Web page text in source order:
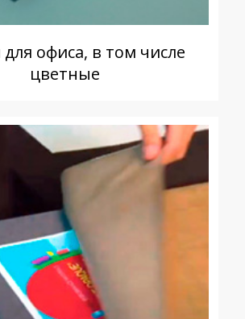
для офиса, в том числе
цветные